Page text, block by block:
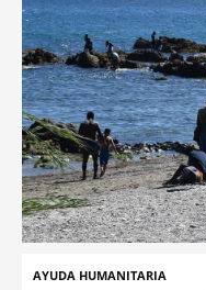
AYUDA HUMANITARIA